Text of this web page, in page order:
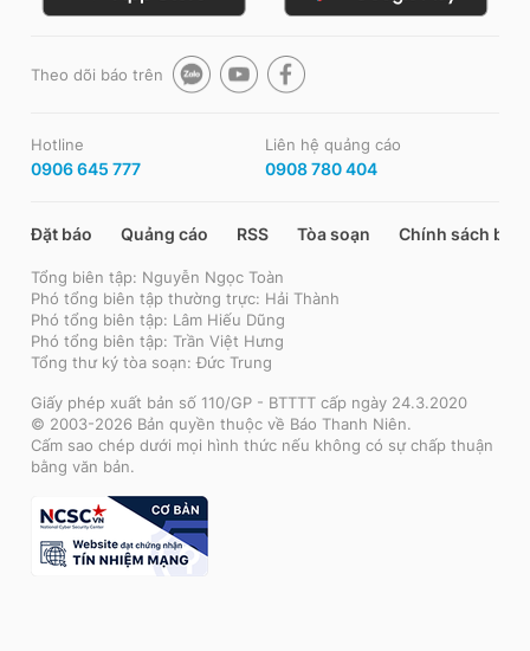
Theo dõi báo trên
Hotline
0906 645 777
Liên hệ quảng cáo
0908 780 404
Đặt báo Quảng cáo RSS Tòa soạn Chính sách bảo
Tổng biên tập: Nguyễn Ngọc Toàn
Phó tổng biên tập thường trực: Hải Thành
Phó tổng biên tập: Lâm Hiếu Dũng
Phó tổng biên tập: Trần Việt Hưng
Tổng thư ký tòa soạn: Đức Trung
Giấy phép xuất bản số 110/GP - BTTTT cấp ngày 24.3.2020
© 2003-2026 Bản quyền thuộc về Báo Thanh Niên.
Cấm sao chép dưới mọi hình thức nếu không có sự chấp thuận
bằng văn bản.